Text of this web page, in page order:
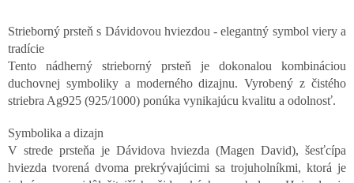
Strieborný prsteň s Dávidovou hviezdou - elegantný symbol viery a
tradície
Tento nádherný strieborný prsteň je dokonalou kombináciou
duchovnej symboliky a moderného dizajnu. Vyrobený z čistého
striebra Ag925 (925/1000) ponúka vynikajúcu kvalitu a odolnosť.
Symbolika a dizajn
V strede prsteňa je Dávidova hviezda (Magen David), šesťcípa
hviezda tvorená dvoma prekrývajúcimi sa trojuholníkmi, ktorá je